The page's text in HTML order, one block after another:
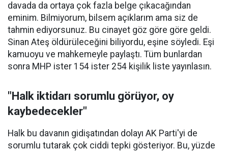
davada da ortaya çok fazla belge çıkacağından
eminim. Bilmiyorum, bilsem açıklarım ama siz de
tahmin ediyorsunuz. Bu cinayet göz göre göre geldi.
Sinan Ateş öldürüleceğini biliyordu, eşine söyledi. Eşi
kamuoyu ve mahkemeyle paylaştı. Tüm bunlardan
sonra MHP ister 154 ister 254 kişilik liste yayınlasın.
"Halk iktidarı sorumlu görüyor, oy
kaybedecekler"
Halk bu davanın gidişatından dolayı AK Parti'yi de
sorumlu tutarak çok ciddi tepki gösteriyor. Bu, yüzde